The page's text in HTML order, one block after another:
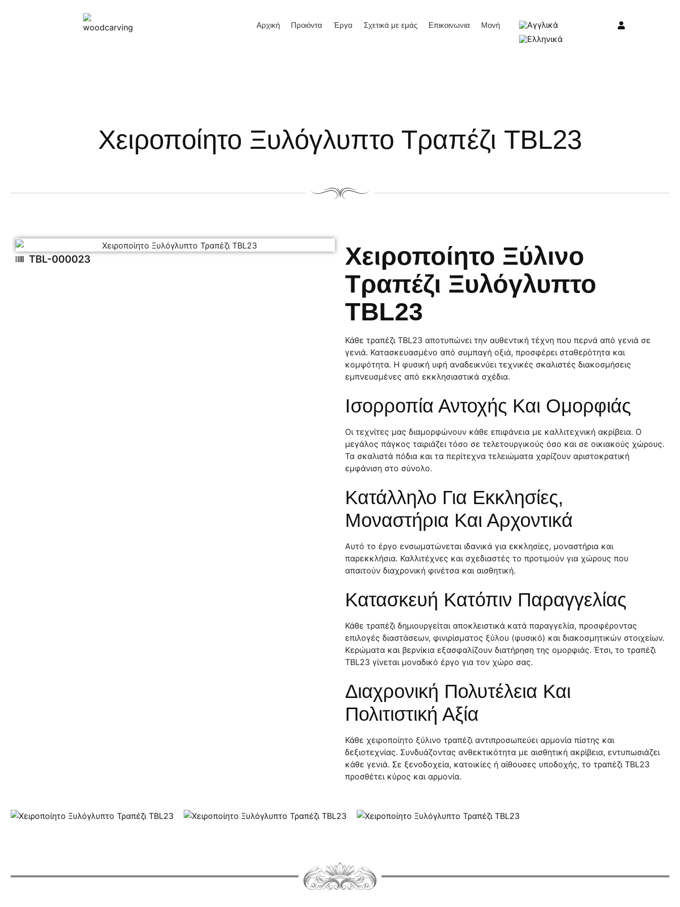
Αρχική Προιόντα Έργα Σχετικά με εμάς Επικοινωνια Μονή
Χειροποίητο Ξυλόγλυπτο Τραπέζι TBL23
TBL-000023
Χειροποίητο Ξύλινο
Τραπέζι Ξυλόγλυπτο
TBL23
Κάθε τραπέζι TBL23 αποτυπώνει την αυθεντική τέχνη που περνά από γενιά σε
γενιά. Κατασκευασμένο από συμπαγή οξιά, προσφέρει σταθερότητα και
κομψότητα. Η φυσική υφή αναδεικνύει τεχνικές σκαλιστές διακοσμήσεις
εμπνευσμένες από εκκλησιαστικά σχέδια.
Ισορροπία Αντοχής Και Ομορφιάς
Οι τεχνίτες μας διαμορφώνουν κάθε επιφάνεια με καλλιτεχνική ακρίβεια. Ο
μεγάλος πάγκος ταιριάζει τόσο σε τελετουργικούς όσο και σε οικιακούς χώρους.
Τα σκαλιστά πόδια και τα περίτεχνα τελειώματα χαρίζουν αριστοκρατική
εμφάνιση στο σύνολο.
Κατάλληλο Για Εκκλησίες,
Μοναστήρια Και Αρχοντικά
Αυτό το έργο ενσωματώνεται ιδανικά για εκκλησίες, μοναστήρια και
παρεκκλήσια. Καλλιτέχνες και σχεδιαστές το προτιμούν για χώρους που
απαιτούν διαχρονική φινέτσα και αισθητική.
Κατασκευή Κατόπιν Παραγγελίας
Κάθε τραπέζι δημιουργείται αποκλειστικά κατά παραγγελία, προσφέροντας
επιλογές διαστάσεων, φινιρίσματος ξύλου (φυσικό) και διακοσμητικών στοιχείων.
Κερώματα και βερνίκια εξασφαλίζουν διατήρηση της ομορφιάς. Έτσι, το τραπέζι
TBL23 γίνεται μοναδικό έργο για τον χώρο σας.
Διαχρονική Πολυτέλεια Και
Πολιτιστική Αξία
Κάθε χειροποίητο ξύλινο τραπέζι αντιπροσωπεύει αρμονία πίστης και
δεξιοτεχνίας. Συνδυάζοντας ανθεκτικότητα με αισθητική ακρίβεια, εντυπωσιάζει
κάθε γενιά. Σε ξενοδοχεία, κατοικίες ή αίθουσες υποδοχής, το τραπέζι TBL23
προσθέτει κύρος και αρμονία.